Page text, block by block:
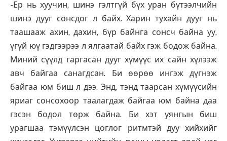
-Ер нь хуучин, шинэ гэлтгүй бүх уран бүтээлчийн
шинэ дууг сонсдог л байх. Харин тухайн дууг нь
таашааж ахин, дахин, бүр байнга сонсч байна уу,
үгүй юү гэдгээрээ л ялгаатай байх гэж бодож байна.
Миний сүүлд гаргасан дууг хүмүүс их сайн хүлээж
авч байгаа санагдсан. Би өөрөө ингэж дүгнэж
байгаа юм биш л дээ. Энд, тэнд таарсан хүмүүсийн
яриаг сонсохоор таалагдаж байгаа юм байна даа
гэсэн бодол төрж байна. Би хэт уянгын биш
урагшаа тэмүүлсэн цоглог ритмтэй дуу хийхийг